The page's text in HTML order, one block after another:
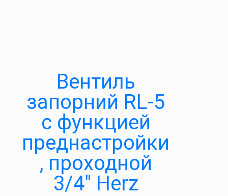
Вентиль
запорний RL-5
c функцией
преднастройки
, проходной
3/4″ Herz